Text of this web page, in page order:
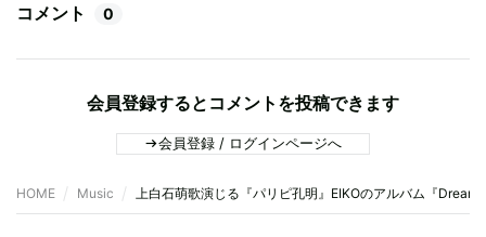
コメント 0
会員登録するとコメントを投稿できます
会員登録 / ログインページへ
HOME Music 上白石萌歌演じる『パリピ孔明』EIKOのアルバム『